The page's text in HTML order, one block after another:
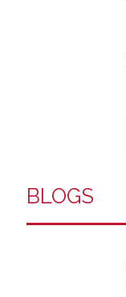
BLOGS